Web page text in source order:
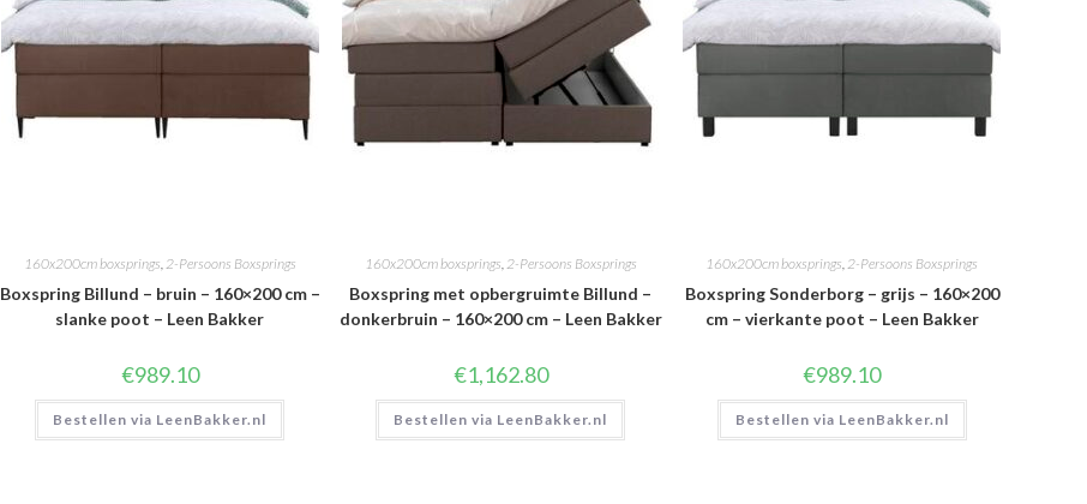
160x200cm boxsprings,2-Persoons Boxsprings
Boxspring Billund – bruin – 160×200 cm –
slanke poot – Leen Bakker
€989.10
Bestellen via LeenBakker.nl
160x200cm boxsprings,2-Persoons Boxsprings
Boxspring met opbergruimte Billund –
donkerbruin – 160×200 cm – Leen Bakker
€1,162.80
Bestellen via LeenBakker.nl
160x200cm boxsprings,2-Persoons Boxsprings
Boxspring Sonderborg – grijs – 160×200
cm – vierkante poot – Leen Bakker
€989.10
Bestellen via LeenBakker.nl